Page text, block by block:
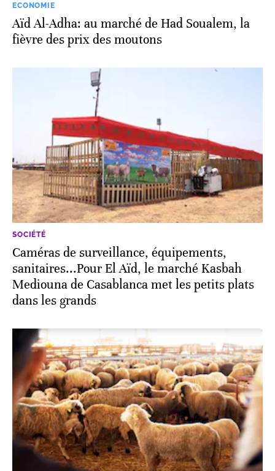
ECONOMIE
Aïd Al-Adha: au marché de Had Soualem, la
fièvre des prix des moutons
SOCIÉTÉ
Caméras de surveillance, équipements,
sanitaires...Pour El Aïd, le marché Kasbah
Mediouna de Casablanca met les petits plats
dans les grands